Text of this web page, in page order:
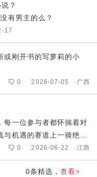
出更加准确的预测。就
茫大海中凭借对风向、海
航线，避开暗礁和风
的规律和趋势。通过收
数据分析工具和方法，我
导意义的信息。比如，
微小的细节，往往就是决
的实时动态。极速飞艇
条件、参赛选手的状态
，并**历史数据进行分析，
做出更加准确的预测。就
茫大海中凭借对风向、海
的航线，避开暗礁和风
？
有男主的么？
17
刚开书的写萝莉的小
0 2026-07-05 ·广西
一位参与者都怀揣着对
与机遇的赛道上一骑绝
对变幻莫测的局势，如何
？今天，就为大家带来一
计划，助你在极速飞艇
0 2026-06-22 ·江西
0条精选，查看>